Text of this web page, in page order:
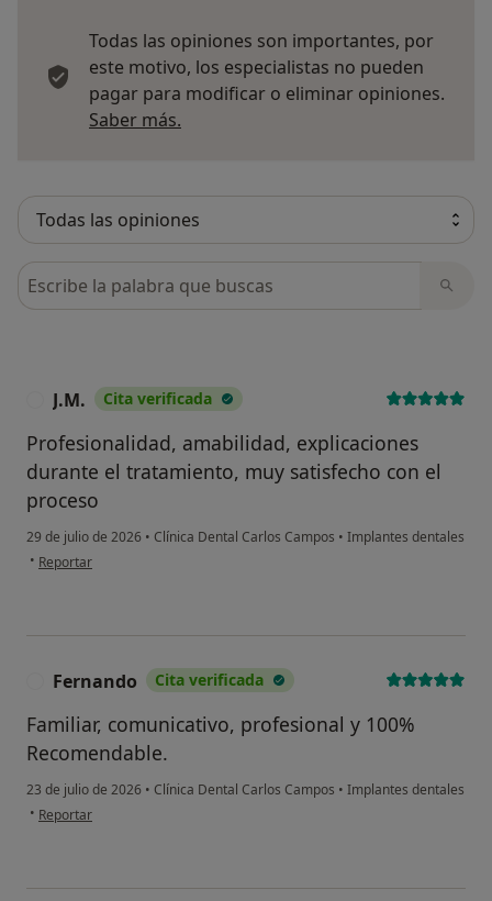
Todas las opiniones son importantes, por
este motivo, los especialistas no pueden
pagar para modificar o eliminar opiniones.
Saber más.
Busca en opiniones
J.M. Cita verificada
Profesionalidad, amabilidad, explicaciones
durante el tratamiento, muy satisfecho con el
proceso
29 de julio de 2026 • Clínica Dental Carlos Campos • Implantes dentales
• en opinión del usuario J.M.
Reportar
Fernando Cita verificada
Familiar, comunicativo, profesional y 100%
Recomendable.
23 de julio de 2026 • Clínica Dental Carlos Campos • Implantes dentales
• en opinión del usuario Fernando
Reportar